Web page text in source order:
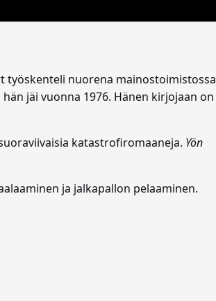
työskenteli nuorena mainostoimistossa
jäi vuonna 1976. Hänen kirjojaan on
katastrofiromaaneja. Yön
ja jalkapallon pelaaminen.